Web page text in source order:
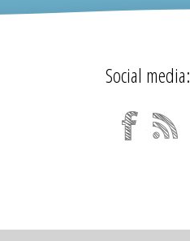
Social media: